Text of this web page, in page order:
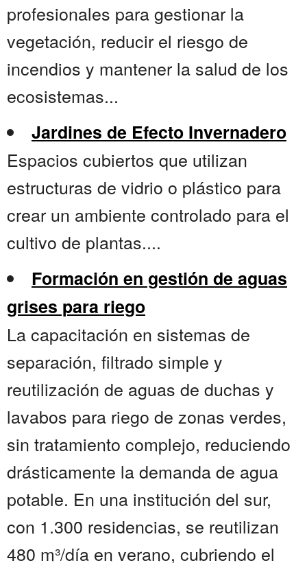
profesionales para gestionar la
vegetación, reducir el riesgo de
incendios y mantener la salud de los
ecosistemas...
Jardines de Efecto Invernadero
Espacios cubiertos que utilizan
estructuras de vidrio o plástico para
crear un ambiente controlado para el
cultivo de plantas....
Formación en gestión de aguas
grises para riego
La capacitación en sistemas de
separación, filtrado simple y
reutilización de aguas de duchas y
lavabos para riego de zonas verdes,
sin tratamiento complejo, reduciendo
drásticamente la demanda de agua
potable. En una institución del sur,
con 1.300 residencias, se reutilizan
480 m³/día en verano, cubriendo el